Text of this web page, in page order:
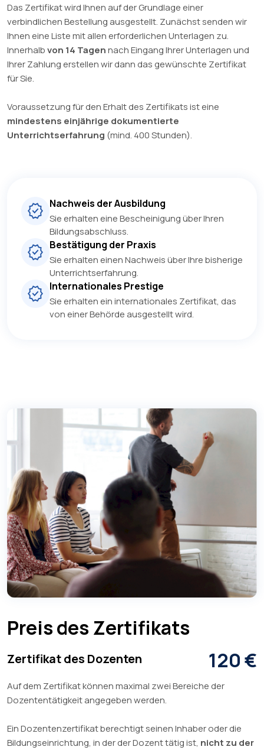
Das Zertifikat wird Ihnen auf der Grundlage einer
verbindlichen Bestellung ausgestellt. Zunächst senden wir
Ihnen eine Liste mit allen erforderlichen Unterlagen zu.
Innerhalbvon 14 Tagennach Eingang Ihrer Unterlagen und
Ihrer Zahlung erstellen wir dann das gewünschte Zertifikat
für Sie.
Voraussetzung für den Erhalt des Zertifikats ist eine
mindestens einjährige dokumentierte
Unterrichtserfahrung (mind. 400 Stunden).
Nachweis der Ausbildung
Sie erhalten eine Bescheinigung über Ihren
Bildungsabschluss.
Bestätigung der Praxis
Sie erhalten einen Nachweis über Ihre bisherige
Unterrichtserfahrung.
Internationales Prestige
Sie erhalten ein internationales Zertifikat, das
von einer Behörde ausgestellt wird.
Preis des Zertifikats
Zertifikat des Dozenten 120 €
Auf dem Zertifikat können maximal zwei Bereiche der
Dozententätigkeit angegeben werden.
Ein Dozentenzertifikat berechtigt seinen Inhaber oder die
Bildungseinrichtung, in der der Dozent tätig ist, nicht zu der